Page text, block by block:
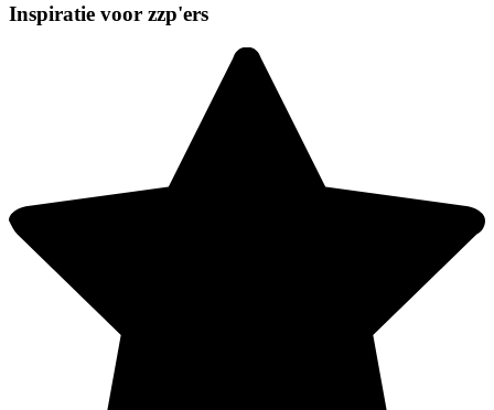
Inspiratie voor zzp'ers